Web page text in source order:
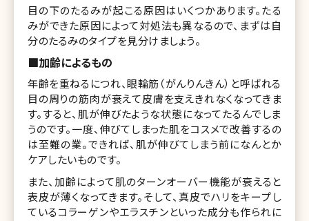
目の下のたるみが起こる原因はいくつかあります。たる
みができた原因によって対処法も異なるので、まずは自
分のたるみのタイプを見分けましょう。
■加齢によるもの
年齢を重ねるにつれ、眼輪筋（がんりんきん）と呼ばれる
目の周りの筋肉が衰えて皮膚を支えきれなくなってきま
す。すると、肌が伸びたような状態になってたるんでしま
うのです。一度、伸びてしまった肌をコスメで改善するの
は至難の業。できれば、肌が伸びてしまう前になんとか
ケアしたいものです。
また、加齢によって肌のターンオーバー機能が衰えると
表皮が薄くなってきます。そして、真皮でハリをキープし
ているコラーゲンやエラスチンといった成分も作られに